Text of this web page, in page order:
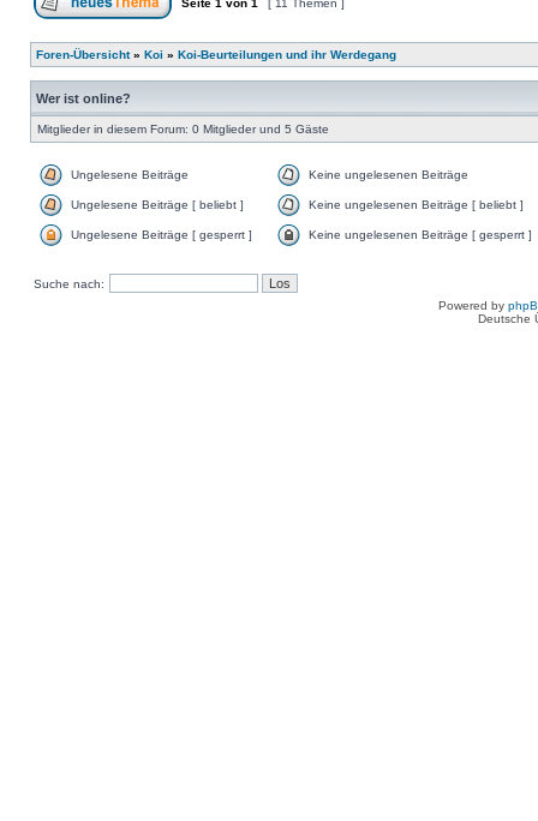
Seite 1 von 1 [ 11 Themen ]
Foren-Übersicht» Koi » Koi-Beurteilungen und ihr Werdegang
Wer ist online?
Mitglieder in diesem Forum: 0 Mitglieder und 5 Gäste
Ungelesene Beiträge Keine ungelesenen Beiträge
Ungelesene Beiträge [ beliebt ] Keine ungelesenen Beiträge [ beliebt ]
Ungelesene Beiträge [ gesperrt ] Keine ungelesenen Beiträge [ gesperrt ]
Suche nach:
Powered by
Deutsche